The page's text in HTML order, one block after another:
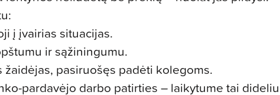
į įvairias situacijas.
ir sąžiningumu.
žaidėjas, pasiruošęs padėti kolegoms.
pardavėjo darbo patirties – laikytume tai